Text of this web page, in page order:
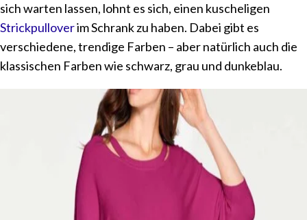
sich warten lassen, lohnt es sich, einen kuscheligen
Strickpulloverim Schrank zu haben. Dabei gibt es
verschiedene, trendige Farben – aber natürlich auch die
klassischen Farben wie schwarz, grau und dunkeblau.